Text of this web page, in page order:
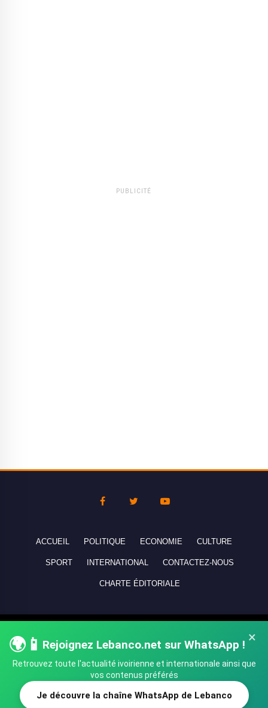
PUBLICITÉ
×
🌍📱 Rejoignez Lebanco.net sur WhatsApp !
Retrouvez toute l'actualité ivoirienne et internationale ainsi que
vos contenus préférés
Je découvre la chaîne WhatsApp de Lebanco
ACCUEIL POLITIQUE ECONOMIE CULTURE
SPORT INTERNATIONAL CONTACTEZ-NOUS
CHARTE ÉDITORIALE
réservés - All rights reserved.